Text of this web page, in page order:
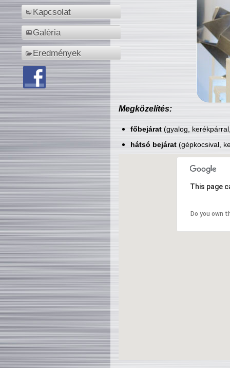
Kapcsolat
Galéria
Eredmények
Megközelítés:
főbejárat(gyalog,
hátsó bejárat(gépkocsival,
This page
Do you own